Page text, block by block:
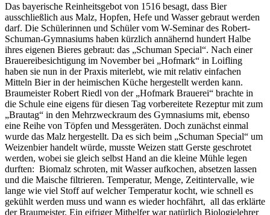
Das bayerische Reinheitsgebot von 1516 besagt, dass Bier
ausschließlich aus Malz, Hopfen, Hefe und Wasser gebraut werden
darf. Die Schülerinnen und Schüler vom W-Seminar des Robert-
Schuman-Gymnasiums haben kürzlich annähernd hundert Halbe
ihres eigenen Bieres gebraut: das „Schuman Special“. Nach einer
Brauereibesichtigung im November bei „Hofmark“ in Loifling
haben sie nun in der Praxis miterlebt, wie mit relativ einfachen
Mitteln Bier in der heimischen Küche hergestellt werden kann.
Braumeister Robert Riedl von der „Hofmark Brauerei“ brachte in
die Schule eine eigens für diesen Tag vorbereitete Rezeptur mit zum
„Brautag“ in den Mehrzweckraum des Gymnasiums mit, ebenso
eine Reihe von Töpfen und Messgeräten. Doch zunächst einmal
wurde das Malz hergestellt. Da es sich beim „Schuman Special“ um
Weizenbier handelt würde, musste Weizen statt Gerste geschrotet
werden, wobei sie gleich selbst Hand an die kleine Mühle legen
durften: Biomalz schroten, mit Wasser aufkochen, absetzen lassen
und die Maische filtrieren. Temperatur, Menge, Zeitintervalle, wie
lange wie viel Stoff auf welcher Temperatur kocht, wie schnell es
gekühlt werden muss und wann es wieder hochfährt, all das erklärte
der Braumeister. Ein eifriger Mithelfer war natürlich Biologielehrer